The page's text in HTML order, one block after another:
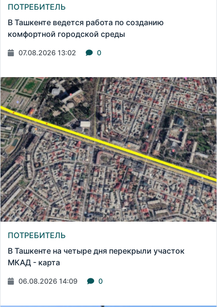
ПОТРЕБИТЕЛЬ
В Ташкенте ведется работа по созданию
комфортной городской среды
07.08.2026 13:02 0
ПОТРЕБИТЕЛЬ
В Ташкенте на четыре дня перекрыли участок
МКАД - карта
06.08.2026 14:09 0